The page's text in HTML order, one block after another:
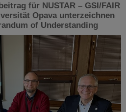
für NUSTAR – GSI/FAIR
Opava unterzeichnen
of Understanding